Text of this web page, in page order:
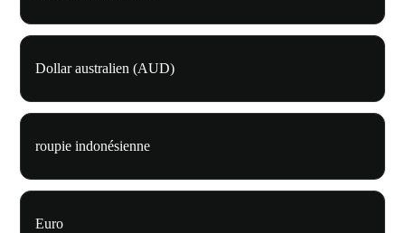
Dollar australien (AUD)
roupie indonésienne
Euro